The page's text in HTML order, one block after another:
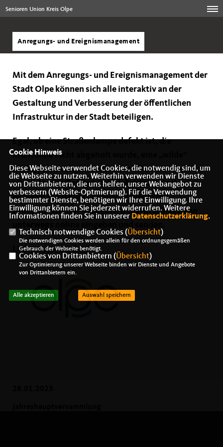
Senioren Union Kreis Olpe
Anregungs- und Ereignismanagement
Mit dem Anregungs- und Ereignismanagement der
Stadt Olpe können sich alle interaktiv an der
Gestaltung und Verbesserung der öffentlichen
Infrastruktur in der Stadt beteiligen.
Egal, ob eine Straßenlampe defekt ist, die
Mülltonne nicht abgeholt wurde, eine „wilde“
Müllkippe entdeckt wurde, der Pflasterstein locker
sitzt oder der Radweg unbefahrbar ist - mit
wenigen Mausklicks können Sie jederzeit
Anregungen oder Verbesserungsvorschläge von
Link zur Anwendung
Cookie Hinweis
Diese Webseite verwendet Cookies, die notwendig sind, um
die Webseite zu nutzen. Weiterhin verwenden wir Dienste
von Drittanbietern, die uns helfen, unser Webangebot zu
verbessern (Website-Optmierung). Für die Verwendung
bestimmter Dienste, benötigen wir Ihre Einwilligung. Ihre
Einwilligung können Sie jederzeit widerrufen. Weitere
Informationen finden Sie in unserer Datenschutzerklärung.
Technisch notwendige Cookies (Übersicht)
Die notwendigen Cookies werden allein für den ordnungsgemäßen
Gebrauch der Webseite benötigt.
Cookies von Drittanbietern (Übersicht)
Zur Optimierung unserer Webseite binden wir Dienste und Angebote
von Drittanbietern ein.
Alle akzeptieren Auswahl speichern